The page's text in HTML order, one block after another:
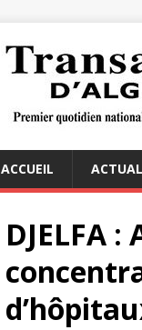
ACCUEIL
DJELFA